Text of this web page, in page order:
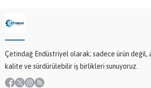
Çetindağ Endüstriyel olarak; sadece ürün değil,
kalite ve sürdürülebilir iş birlikleri sunuyoruz.